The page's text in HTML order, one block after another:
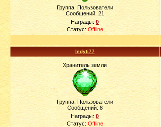
Группа: Пользователи
Сообщений:21
Награды: 0
Статус: Offline
ledyti77
Хранитель земли
Группа: Пользователи
Сообщений: 8
Награды: 0
Статус: Offline